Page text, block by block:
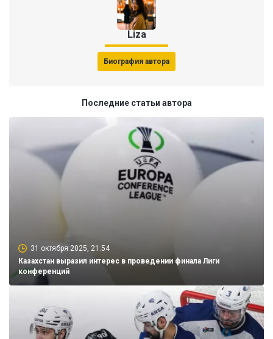
Liza
Биография автора
Последние статьи автора
31 октября 2025, 21:54
Казахстан выразил интерес в проведении финала Лиги
конференций